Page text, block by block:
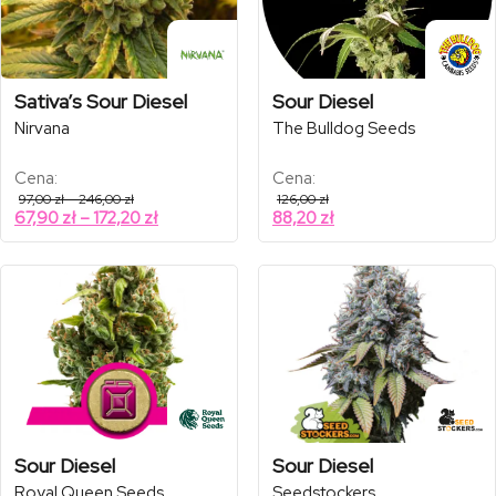
Sativa’s Sour Diesel
Nirvana
Cena:
97,00zł–246,00złZakres
cen:
od
97,00 zł
246,00 zł
67,90 zł – 172,20 złZakres
cen:
67,90 zł
do
172,20 zł
Sour Diesel
The Bulldog Seeds
Cena:
126,00zł
88,20 zł
Sour Diesel Sour Diesel